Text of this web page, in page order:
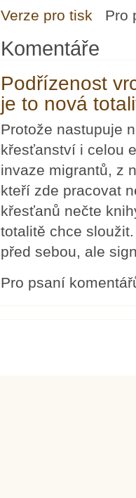
Verze pro tisk Pro
Komentáře
Podřízenost
je to nová
Protože nastupuje
křesťanství i celou
invaze migrantů, z
kteří zde pracovat
křesťanů nečte
totalitě chce
před sebou, ale
Pro psaní